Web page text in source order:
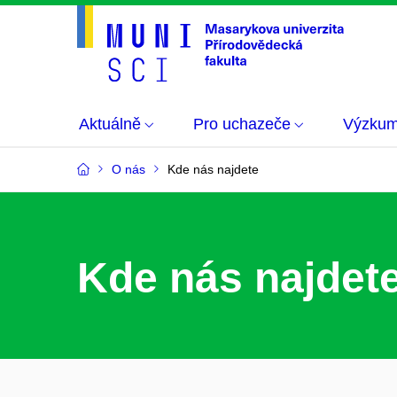
Aktuálně Pro uchazeče
O nás Kde nás najdete
Kde nás